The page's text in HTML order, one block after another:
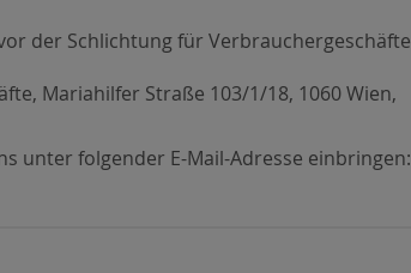
der Schlichtung für Verbrauchergeschäfte
Mariahilfer Straße 103/1/18, 1060 Wien,
unter folgender E-Mail-Adresse einbringen: